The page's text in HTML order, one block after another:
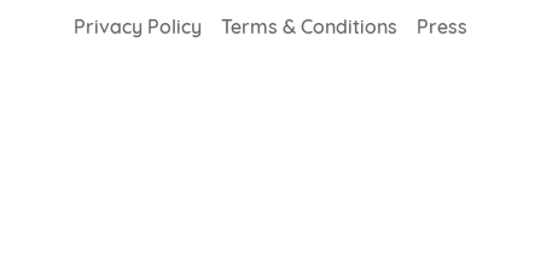
Privacy Policy
Terms & Conditions Press